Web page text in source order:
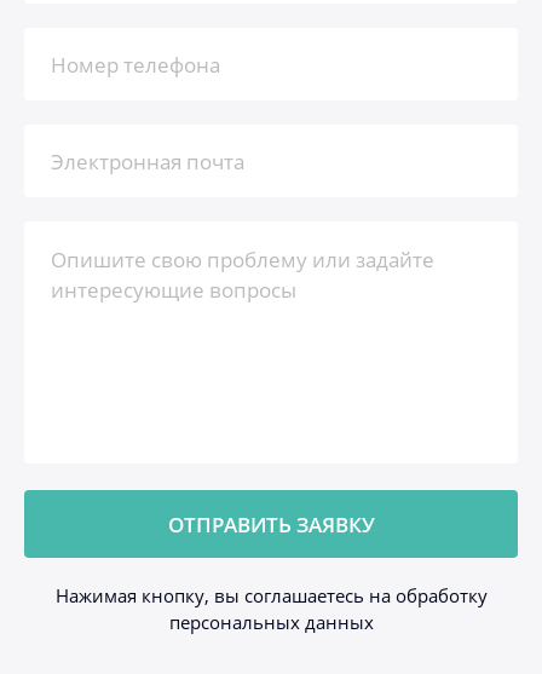
Нажимая кнопку, вы соглашаетесь на обработку
персональных данных